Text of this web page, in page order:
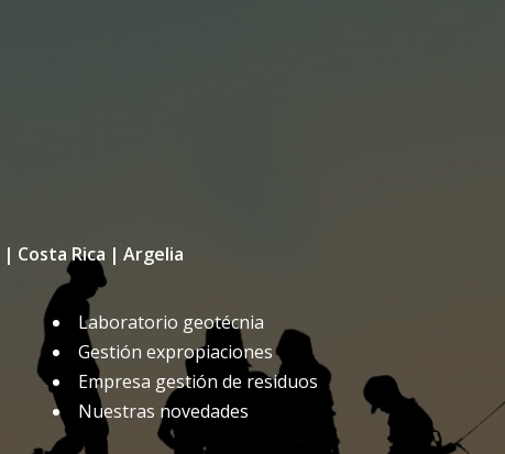
| Costa Rica | Argelia
Laboratorio geotécnia
Gestión expropiaciones
Empresa gestión de residuos
Nuestras novedades